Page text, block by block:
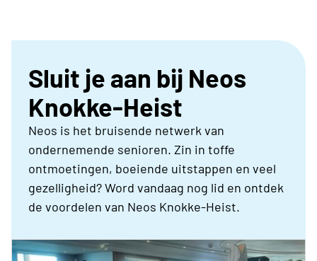
Sluit je aan bij Neos
Knokke-Heist
Neos is het bruisende netwerk van
ondernemende senioren. Zin in toffe
ontmoetingen, boeiende uitstappen en veel
gezelligheid? Word vandaag nog lid en ontdek
de voordelen van Neos Knokke-Heist.